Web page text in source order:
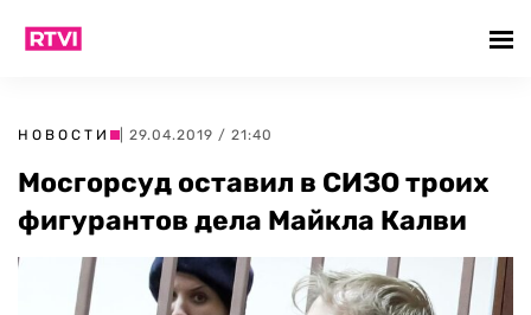
НОВОСТИ | 29.04.2019 / 21:40
Мосгорсуд оставил в СИЗО троих
фигурантов дела Майкла Калви